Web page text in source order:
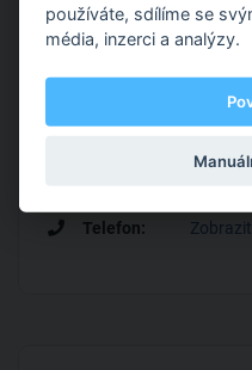
Telefon: Zobrazit
používáte, sdílíme se
média, inzerci a analýzy.